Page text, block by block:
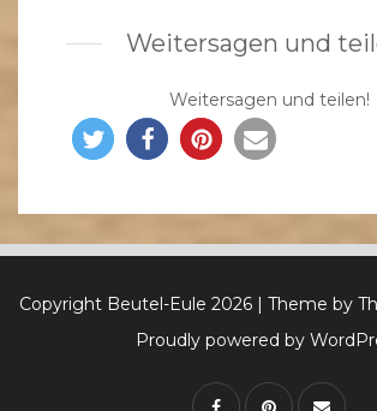
Weitersagen und
Weitersagen und teilen!
Copyright Beutel-Eule 2026 | Theme by
Proudly powered by